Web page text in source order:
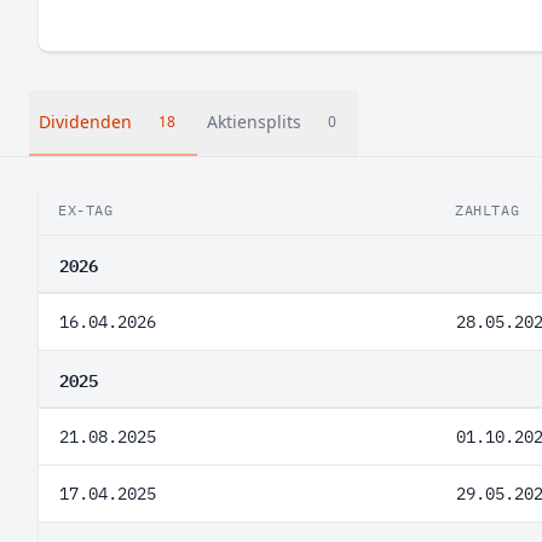
Dividenden 18 Aktiensplits 0
EX-TAG ZAHLTAG
2026
16.04.2026
2025
21.08.2025
17.04.2025